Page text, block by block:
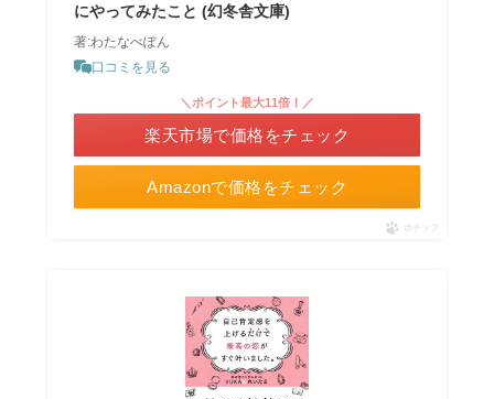
にやってみたこと (幻冬舎文庫)
著:わたなべぽん
口コミを見る
Amazonで価格をチェック
＼ポイント最大11倍！／
楽天市場で価格をチェック
ポチップ